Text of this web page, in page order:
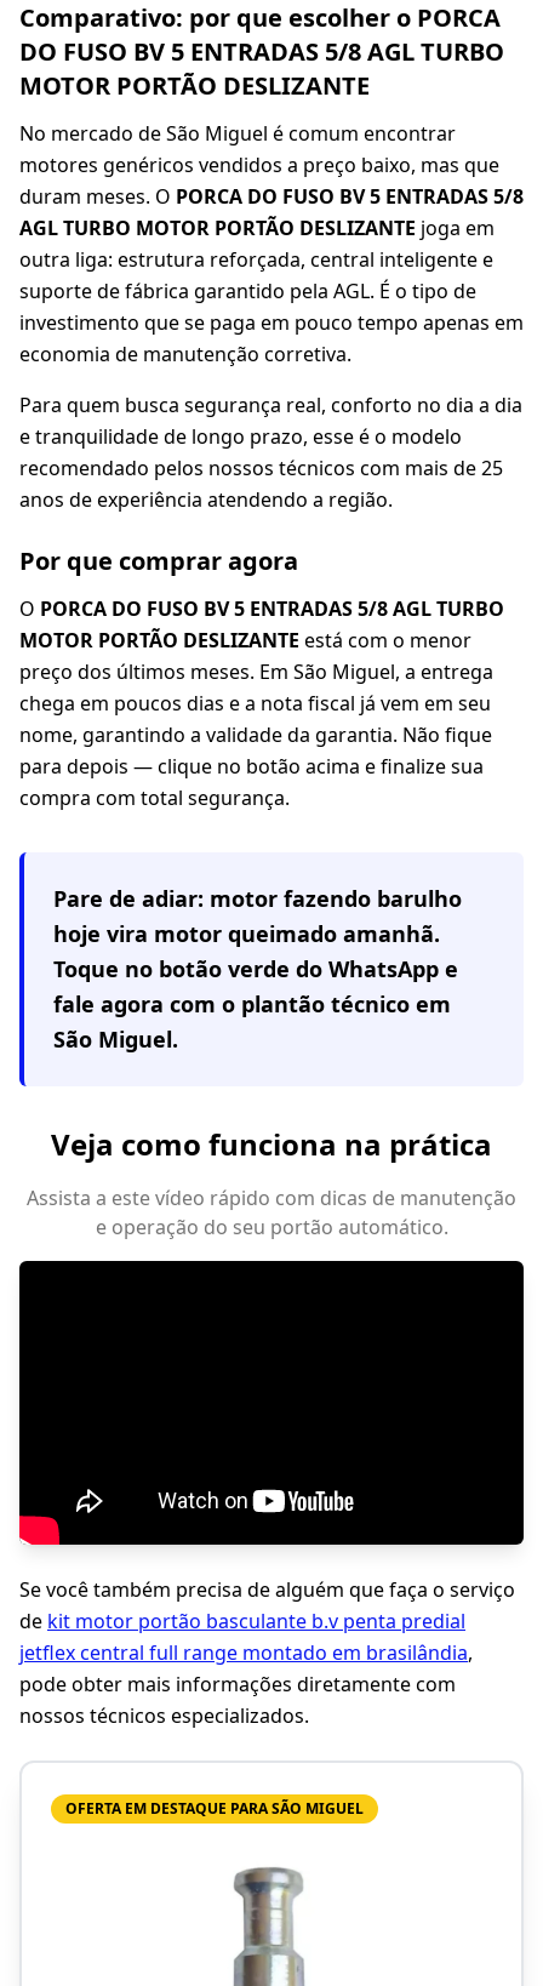
Comparativo: por que escolher o PORCA
DO FUSO BV 5 ENTRADAS 5/8 AGL TURBO
MOTOR PORTÃO DESLIZANTE
No mercado de São Miguel é comum encontrar
motores genéricos vendidos a preço baixo, mas que
duram meses. O PORCA DO FUSO BV 5 ENTRADAS 5/8
AGL TURBO MOTOR PORTÃO DESLIZANTE joga em
outra liga: estrutura reforçada, central inteligente e
suporte de fábrica garantido pela AGL. É o tipo de
investimento que se paga em pouco tempo apenas em
economia de manutenção corretiva.
Para quem busca segurança real, conforto no dia a dia
e tranquilidade de longo prazo, esse é o modelo
recomendado pelos nossos técnicos com mais de 25
anos de experiência atendendo a região.
Por que comprar agora
O PORCA DO FUSO BV 5 ENTRADAS 5/8 AGL TURBO
MOTOR PORTÃO DESLIZANTE está com o menor
preço dos últimos meses. Em São Miguel, a entrega
chega em poucos dias e a nota fiscal já vem em seu
nome, garantindo a validade da garantia. Não fique
para depois — clique no botão acima e finalize sua
compra com total segurança.
Pare de adiar: motor fazendo barulho
hoje vira motor queimado amanhã.
Toque no botão verde do WhatsApp e
fale agora com o plantão técnico em
São Miguel.
Veja como funciona na prática
Assista a este vídeo rápido com dicas de manutenção
e operação do seu portão automático.
Se você também precisa de alguém que faça o serviço
de kit motor portão basculante b.v penta predial
jetflex central full range montado em brasilândia,
pode obter mais informações diretamente com
nossos técnicos especializados.
OFERTA EM DESTAQUE PARA SÃO MIGUEL